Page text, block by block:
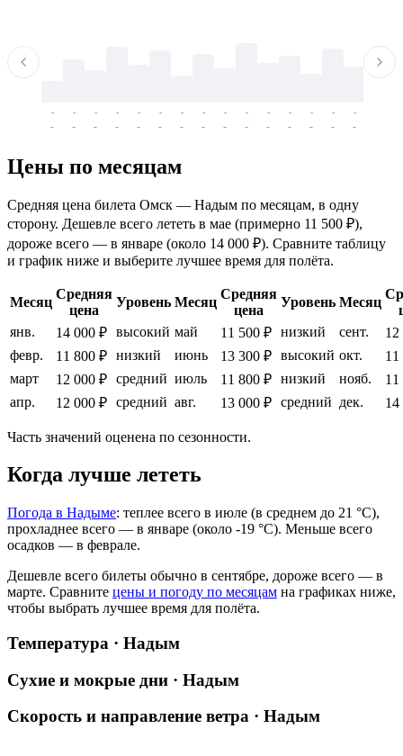
-
-
-
-
-
-
-
-
-
-
-
-
-
-
-
-
-
-
-
-
-
-
-
-
-
-
-
-
-
-
Цены по месяцам
Средняя цена билета Омск — Надым по месяцам, в одну
сторону. Дешевле всего лететь в мае (примерно 11 500 ₽),
дороже всего — в январе (около 14 000 ₽). Сравните таблицу
и график ниже и выберите лучшее время для полёта.
Месяц
Средняя
цена
Уровень Месяц
Средняя
цена
Уровень Месяц
янв.
14 000 ₽ высокий май 11 500 ₽ низкий сент.
12
февр.
11 800 ₽ низкий июнь 13 300 ₽ высокий окт.
11
март
12 000 ₽ средний июль 11 800 ₽ низкий нояб.
11
апр.
12 000 ₽ средний авг. 13 000 ₽ средний дек. 14
Часть значений оценена по сезонности.
Когда лучше лететь
Погода в Надыме: теплее всего в июле (в среднем до 21 °C),
прохладнее всего — в январе (около -19 °C). Меньше всего
осадков — в феврале.
Дешевле всего билеты обычно в сентябре, дороже всего — в
марте. Сравните цены и погоду по месяцам на графиках ниже,
чтобы выбрать лучшее время для полёта.
Температура · Надым
Сухие и мокрые дни · Надым
Скорость и направление ветра · Надым